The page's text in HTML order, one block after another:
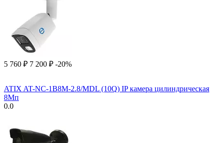
5 760 ₽ 7 200 ₽ -20%
ATIX AT-NC-1B8M-2.8/MDL (10Q) IP камера цилиндрическая
8Мп
0.0